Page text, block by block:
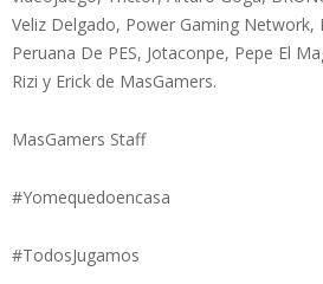
Veliz Delgado, Power Gaming Network,
Peruana De PES, Jotaconpe, Pepe El
Rizi y Erick de MasGamers.
MasGamers Staff
#Yomequedoencasa
#TodosJugamos